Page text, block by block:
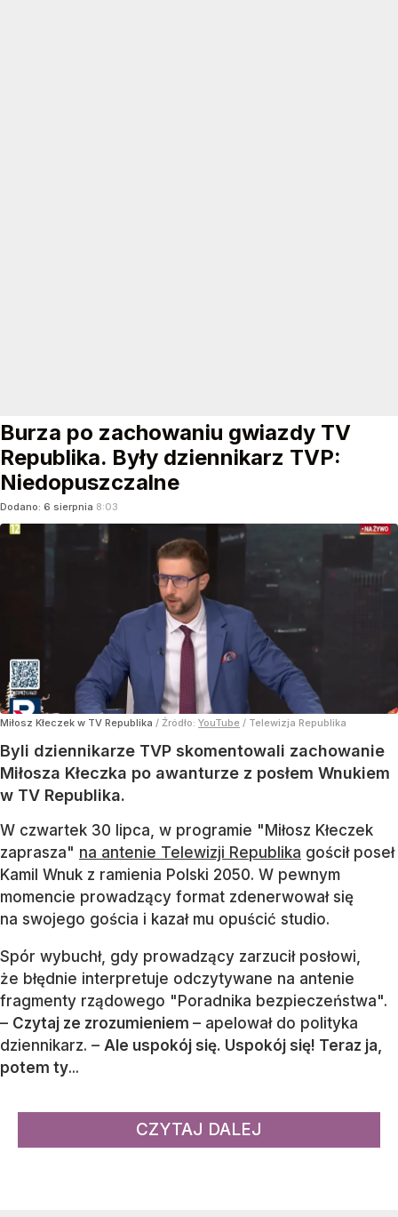
Burza po zachowaniu gwiazdy TV
Republika. Były dziennikarz TVP:
Niedopuszczalne
Dodano: 6 sierpnia 8:03
Miłosz Kłeczek w TV Republika / Źródło: YouTube / Telewizja Republika
Byli dziennikarze TVP skomentowali zachowanie
Miłosza Kłeczka po awanturze z posłem Wnukiem
w TV Republika.
W czwartek 30 lipca, w programie "Miłosz Kłeczek
zaprasza" na antenie Telewizji Republika gościł poseł
Kamil Wnuk z ramienia Polski 2050. W pewnym
momencie prowadzący format zdenerwował się
na swojego gościa i kazał mu opuścić studio.
Spór wybuchł, gdy prowadzący zarzucił posłowi,
że błędnie interpretuje odczytywane na antenie
fragmenty rządowego "Poradnika bezpieczeństwa".
– Czytaj ze zrozumieniem – apelował do polityka
dziennikarz. – Ale uspokój się. Uspokój się! Teraz ja,
potem ty...
CZYTAJ DALEJ